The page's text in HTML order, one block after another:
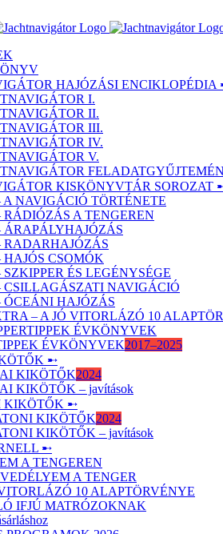
HAJÓZÁSI ENCIKLOPÉDIA
I.
II.
III.
IV.
V.
KISKÖNYVTÁR SOROZAT
A NAVIGÁCIÓ TÖRTÉNETE
RÁDIÓZÁS A TENGEREN
ÁRAPÁLYHAJÓZÁS
RADARHAJÓZÁS
HAJÓS CSOMÓK
SZKIPPER ÉS LEGÉNYSÉGE
CSILLAGÁSZATI NAVIGÁCIÓ
ÓCEÁNI HAJÓZÁS
– A JÓ VITORLÁZÓ 10
ÉVKÖNYVEK
ÉVKÖNYVEK2017–2025
➸
KIKÖTŐK2024
KIKÖTŐK – javítások
KIKÖTŐK ➸
KIKÖTŐK2024
KIKÖTŐK – javítások
➸
A TENGEREN
A TENGER
10 ALAPTÖRVÉNYE
IFJÚ MATRÓZOKNAK